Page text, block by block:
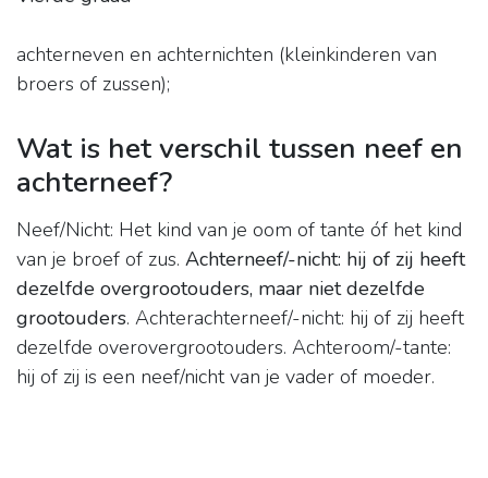
achterneven en achternichten (kleinkinderen van
broers of zussen);
Wat is het verschil tussen neef en
achterneef?
Neef/Nicht: Het kind van je oom of tante óf het kind
van je broef of zus. Achterneef/-nicht: hij of zij heeft
dezelfde overgrootouders, maar niet dezelfde
grootouders. Achterachterneef/-nicht: hij of zij heeft
dezelfde overovergrootouders. Achteroom/-tante:
hij of zij is een neef/nicht van je vader of moeder.